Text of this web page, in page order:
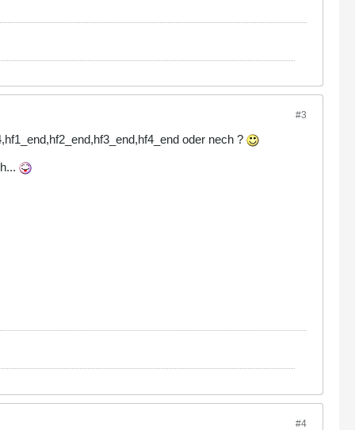
#3
oder nech ?
#4